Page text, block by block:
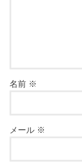
名前 ※
メール ※